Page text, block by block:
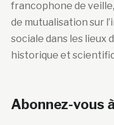
francophone de
de mutualisation sur
sociale dans les lieux
historique et
Abonnez-vous